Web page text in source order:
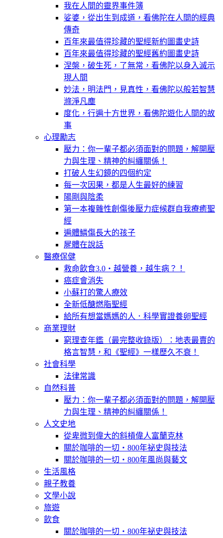
我在人間的靈界事件簿
娑婆，從出生到成道，看佛陀在人間的經典
傳奇
百年來最值得珍藏的聖經新約圖畫史詩
百年來最值得珍藏的聖經舊約圖畫史詩
涅槃，破生死，了無常，看佛陀以身入滅示
現人間
妙法，明法門，見真性，看佛陀以般若智慧
滌淨凡塵
度化，行遍十方世界，看佛陀遊化人間的故
事
心理勵志
壓力：你一輩子都必須面對的問題，解開壓
力與生理、精神的糾纏關係！
打破人生幻鏡的四個約定
每一次因果，都是人生最好的練習
陽剛與陰柔
第一本複雜性創傷後壓力症候群自我療癒聖
經
遍體鱗傷長大的孩子
屍體在說話
醫療保健
救命飲食3.0‧越營養，越生病？！
癌症會消失
小蘇打的驚人療效
全新低醣燃脂聖經
給所有想當媽媽的人．科學實證養卵聖經
商業理財
窮理查年鑑（最完整收錄版）：地表最賣的
格言智慧，和《聖經》一樣歷久不衰！
社會科學
法律常識
自然科普
壓力：你一輩子都必須面對的問題，解開壓
力與生理、精神的糾纏關係！
人文史地
從卑微到偉大的斜槓偉人富蘭克林
關於咖啡的一切‧800年祕史與技法
關於咖啡的一切‧800年風尚與藝文
生活風格
親子教養
文學小說
旅遊
飲食
關於咖啡的一切‧800年祕史與技法